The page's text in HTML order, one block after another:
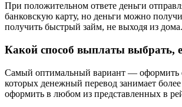
При положительном ответе деньги
банковскую карту, но деньги можно
получить быстрый займ, не выходя из дома.
Какой способ выплаты выбрать,
Самый оптимальный вариант — оформить
которых денежный перевод занимает
оформить в любом из представленных в